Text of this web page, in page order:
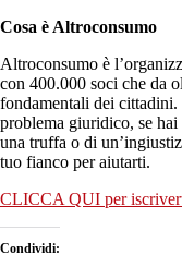
Cosa è Altroconsumo
Altroconsumo è
con 400.000 soci che da
fondamentali dei cittadini.
problema giuridico, se
una truffa o di
tuo fianco per aiutarti.
CLICCA QUI per
Condividi: